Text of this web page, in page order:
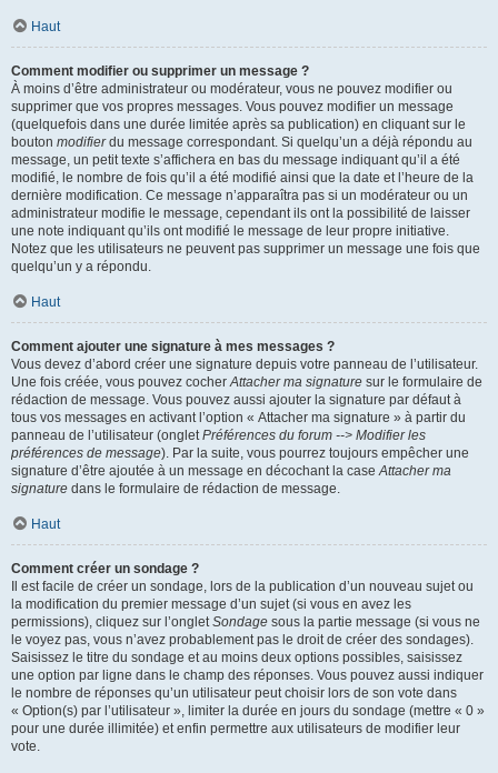
Haut
Comment modifier ou supprimer un message ?
À moins d’être administrateur ou modérateur, vous ne pouvez modifier ou
supprimer que vos propres messages. Vous pouvez modifier un message
(quelquefois dans une durée limitée après sa publication) en cliquant sur le
bouton modifierdu message correspondant. Si quelqu’un a déjà répondu au
message, un petit texte s’affichera en bas du message indiquant qu’il a été
modifié, le nombre de fois qu’il a été modifié ainsi que la date et l’heure de la
dernière modification. Ce message n’apparaîtra pas si un modérateur ou un
administrateur modifie le message, cependant ils ont la possibilité de laisser
une note indiquant qu’ils ont modifié le message de leur propre initiative.
Notez que les utilisateurs ne peuvent pas supprimer un message une fois que
quelqu’un y a répondu.
Haut
Comment ajouter une signature à mes messages ?
Vous devez d’abord créer une signature depuis votre panneau de l’utilisateur.
Une fois créée, vous pouvez cocherAttacher ma signature sur le formulaire de
rédaction de message. Vous pouvez aussi ajouter la signature par défaut à
tous vos messages en activant l’option « Attacher ma signature » à partir du
panneau de l’utilisateur (ongletPréférences du forum --> Modifier les
préférences de message). Par la suite, vous pourrez toujours empêcher une
signature d’être ajoutée à un message en décochant la caseAttacher ma
signature dans le formulaire de rédaction de message.
Haut
Comment créer un sondage ?
Il est facile de créer un sondage, lors de la publication d’un nouveau sujet ou
la modification du premier message d’un sujet (si vous en avez les
permissions), cliquez sur l’ongletSondage sous la partie message (si vous ne
le voyez pas, vous n’avez probablement pas le droit de créer des sondages).
Saisissez le titre du sondage et au moins deux options possibles, saisissez
une option par ligne dans le champ des réponses. Vous pouvez aussi indiquer
le nombre de réponses qu’un utilisateur peut choisir lors de son vote dans
« Option(s) par l’utilisateur », limiter la durée en jours du sondage (mettre « 0 »
pour une durée illimitée) et enfin permettre aux utilisateurs de modifier leur
vote.